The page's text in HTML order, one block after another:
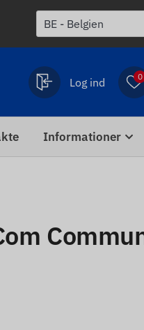
Log ind 0
Informationer